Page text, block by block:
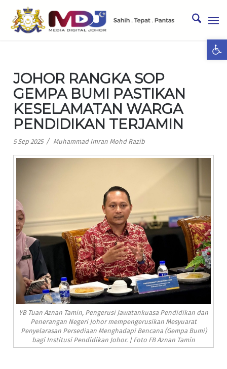
JOHOR RANGKA SOP
GEMPA BUMI PASTIKAN
KESELAMATAN WARGA
PENDIDIKAN TERJAMIN
5 Sep 2025 / Muhammad Imran Mohd Razib
YB Tuan Aznan Tamin, Pengerusi Jawatankuasa Pendidikan dan
Penerangan Negeri Johor mempengerusikan Mesyuarat
Penyelarasan Persediaan Menghadapi Bencana (Gempa Bumi)
bagi Institusi Pendidikan Johor. | Foto FB Aznan Tamin